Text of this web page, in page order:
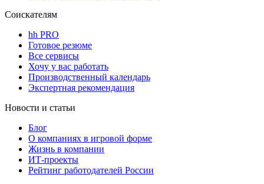
Соискателям
hh PRO
Готовое резюме
Все сервисы
Хочу у вас работать
Производственный календарь
Экспертная рекомендация
Новости и статьи
Блог
О компаниях в игровой форме
Жизнь в компании
ИТ-проекты
Рейтинг работодателей России